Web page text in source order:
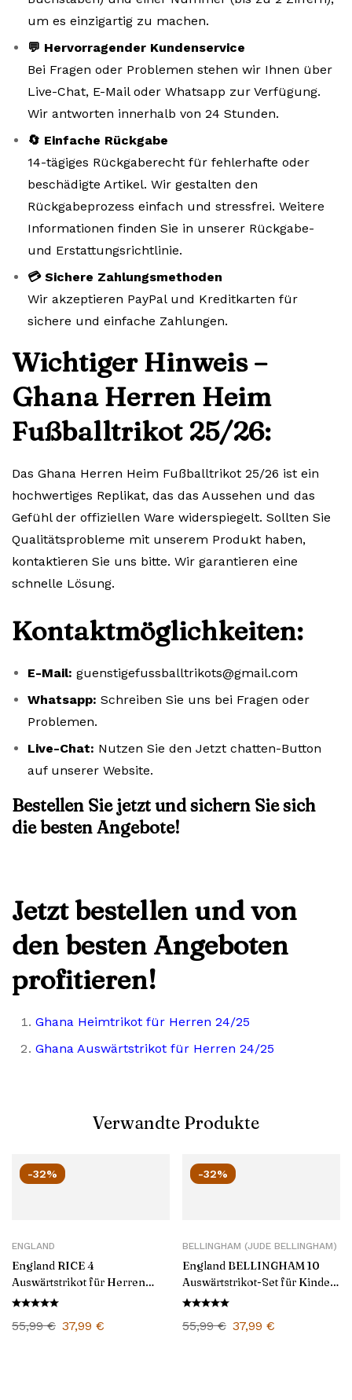
um es einzigartig zu machen.
💬 Hervorragender Kundenservice
Bei Fragen oder Problemen stehen wir Ihnen über
Live-Chat, E-Mail oder Whatsapp zur Verfügung.
Wir antworten innerhalb von 24 Stunden.
🔄 Einfache Rückgabe
14-tägiges Rückgaberecht für fehlerhafte oder
beschädigte Artikel. Wir gestalten den
Rückgabeprozess einfach und stressfrei. Weitere
Informationen finden Sie in unserer Rückgabe-
und Erstattungsrichtlinie.
💳 Sichere Zahlungsmethoden
Wir akzeptieren PayPal und Kreditkarten für
sichere und einfache Zahlungen.
Wichtiger Hinweis –
Ghana Herren Heim
Fußballtrikot 25/26:
Das Ghana Herren Heim Fußballtrikot 25/26 ist ein
hochwertiges Replikat, das das Aussehen und das
Gefühl der offiziellen Ware widerspiegelt. Sollten Sie
Qualitätsprobleme mit unserem Produkt haben,
kontaktieren Sie uns bitte. Wir garantieren eine
schnelle Lösung.
Kontaktmöglichkeiten:
E-Mail: guenstigefussballtrikots@gmail.com
Whatsapp: Schreiben Sie uns bei Fragen oder
Problemen.
Live-Chat: Nutzen Sie den Jetzt chatten-Button
auf unserer Website.
Bestellen Sie jetzt und sichern Sie sich
die besten Angebote!
Jetzt bestellen und von
den besten Angeboten
profitieren!
Ghana Heimtrikot für Herren 24/25
Ghana Auswärtstrikot für Herren 24/25
Verwandte Produkte
-32%
ENGLAND
England RICE 4
Auswärtstrikot für Herren
2024/25
55,99€ 37,99 €
-32%
BELLINGHAM (JUDE BELLINGHAM)
England BELLINGHAM 10
Auswärtstrikot-Set für Kinder
2024/25
55,99€ 37,99 €